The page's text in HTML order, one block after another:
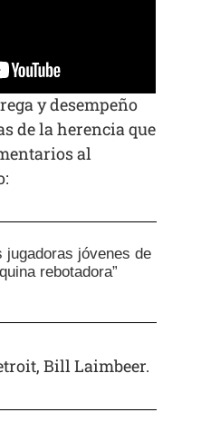
y desempeño
de la herencia que
al
jugadoras jóvenes de
rebotadora”
Bill Laimbeer.